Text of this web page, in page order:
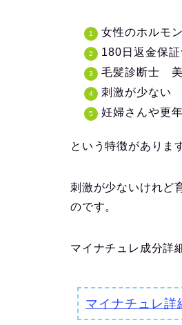
女性のホルモ
180日返金保証
毛髪診断士
刺激が少ない
妊婦さんや更
という特徴がありま
刺激が少ないけれど
のです。
マイナチュレ成分詳
マイナチュレ